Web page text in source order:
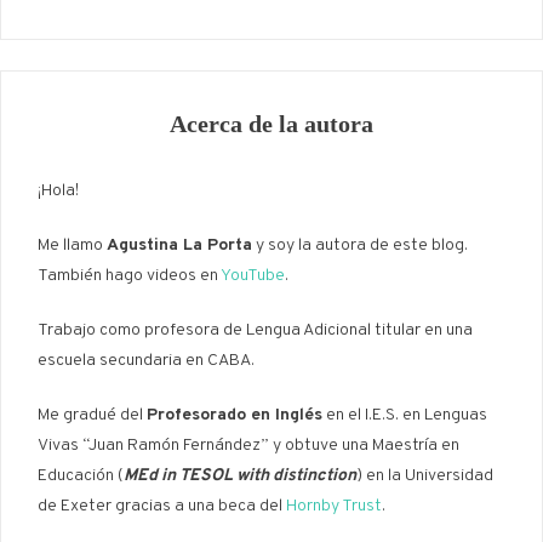
Acerca de la autora
¡Hola!
Me llamo Agustina La Porta y soy la autora de este blog.
También hago videos en YouTube.
Trabajo como profesora de Lengua Adicional titular en una
escuela secundaria en CABA.
Me gradué del Profesorado en Inglés en el I.E.S. en Lenguas
Vivas “Juan Ramón Fernández” y obtuve una Maestría en
Educación (MEd in TESOL with distinction) en la Universidad
de Exeter gracias a una beca del Hornby Trust.